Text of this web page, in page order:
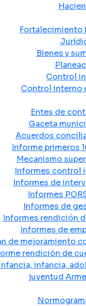
Bienes y
Control
Control interno
Entes de
Gaceta
Acuerdos
Informe primeros
Mecanismo
Informes control
Informes de
Informes
Informes de
Informes rendición
Informes de
de mejoramiento
rendición de
infancia,
juventud